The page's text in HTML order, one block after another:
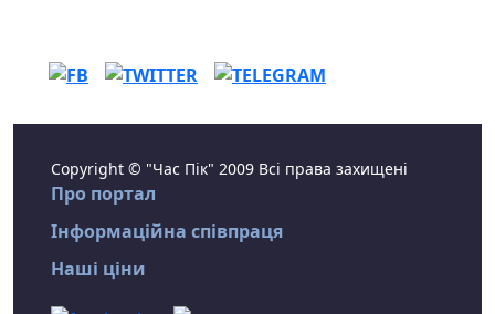
Copyright © "Час Пік" 2009 Всі права захищені
Про портал
Інформаційна співпраця
Наші ціни